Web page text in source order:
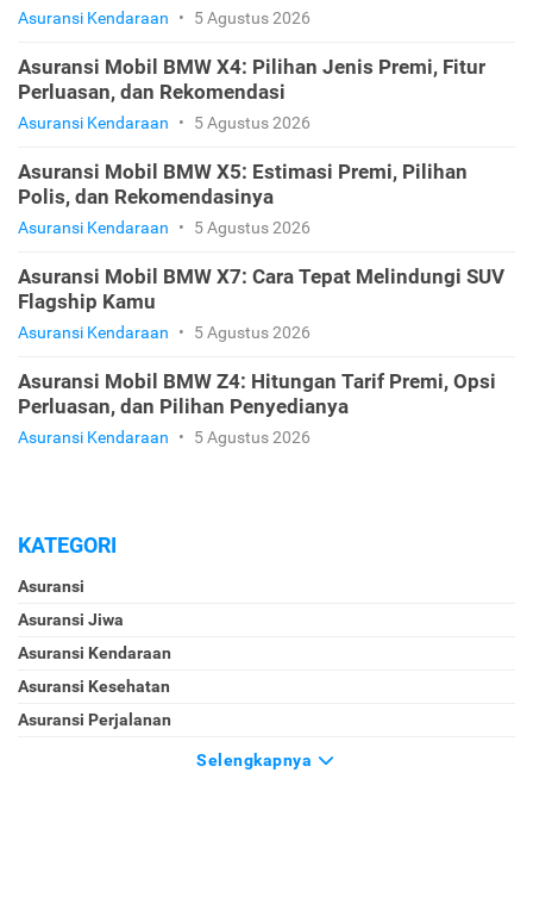
Asuransi Kendaraan • 5 Agustus 2026
Asuransi Mobil BMW X4: Pilihan Jenis Premi, Fitur
Perluasan, dan Rekomendasi
Asuransi Kendaraan • 5 Agustus 2026
Asuransi Mobil BMW X5: Estimasi Premi, Pilihan
Polis, dan Rekomendasinya
Asuransi Kendaraan • 5 Agustus 2026
Asuransi Mobil BMW X7: Cara Tepat Melindungi SUV
Flagship Kamu
Asuransi Kendaraan • 5 Agustus 2026
Asuransi Mobil BMW Z4: Hitungan Tarif Premi, Opsi
Perluasan, dan Pilihan Penyedianya
Asuransi Kendaraan • 5 Agustus 2026
KATEGORI
Asuransi
Asuransi Jiwa
Asuransi Kendaraan
Asuransi Kesehatan
Asuransi Perjalanan
Selengkapnya